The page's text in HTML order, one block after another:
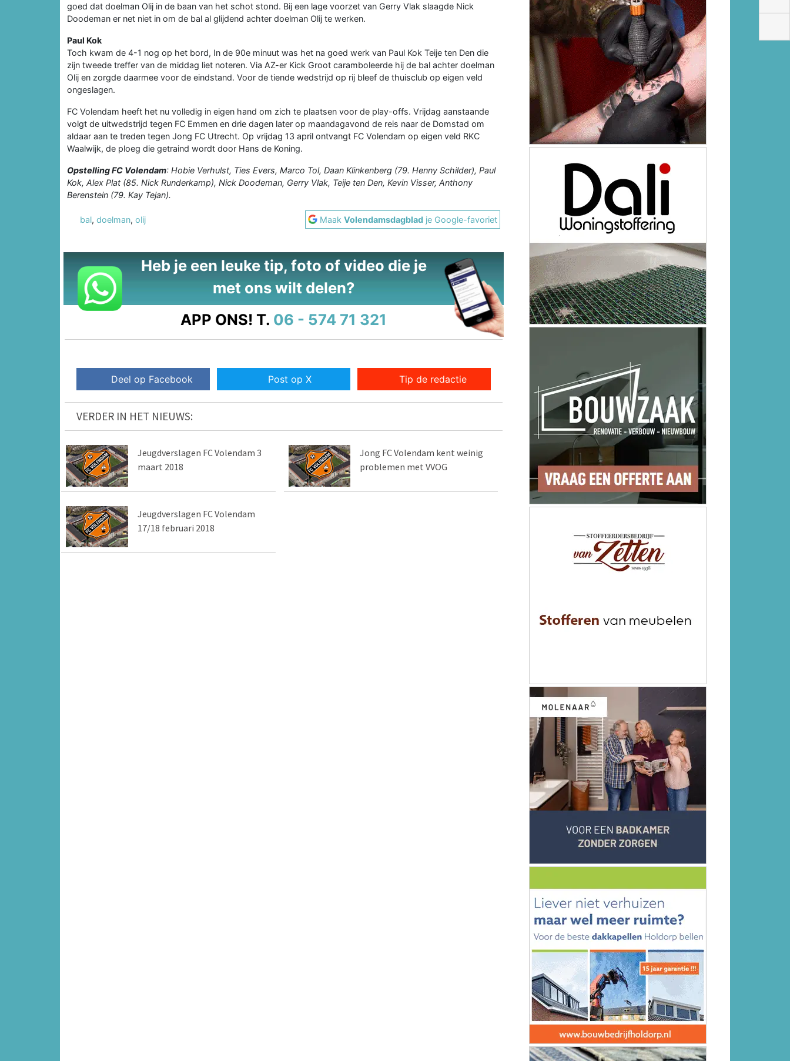
goed dat doelman Olij in de baan van het schot stond. Bij een lage voorzet van Gerry Vlak slaagde Nick
Doodeman er net niet in om de bal al glijdend achter doelman Olij te werken.
Paul Kok
Toch kwam de 4-1 nog op het bord, In de 90e minuut was het na goed werk van Paul Kok Teije ten Den die
zijn tweede treffer van de middag liet noteren. Via AZ-er Kick Groot caramboleerde hij de bal achter doelman
Olij en zorgde daarmee voor de eindstand. Voor de tiende wedstrijd op rij bleef de thuisclub op eigen veld
ongeslagen.
FC Volendam heeft het nu volledig in eigen hand om zich te plaatsen voor de play-offs. Vrijdag aanstaande
volgt de uitwedstrijd tegen FC Emmen en drie dagen later op maandagavond de reis naar de Domstad om
aldaar aan te treden tegen Jong FC Utrecht. Op vrijdag 13 april ontvangt FC Volendam op eigen veld RKC
Waalwijk, de ploeg die getraind wordt door Hans de Koning.
Opstelling FC Volendam: Hobie Verhulst, Ties Evers, Marco Tol, Daan Klinkenberg (79. Henny Schilder), Paul
Kok, Alex Plat (85. Nick Runderkamp), Nick Doodeman, Gerry Vlak, Teije ten Den, Kevin Visser, Anthony
Berenstein (79. Kay Tejan).
bal, doelman, olij MaakVolendamsdagblad je Google-favoriet
Heb je een leuke tip, foto of video die je
met ons wilt delen?
APP ONS! T. 06 - 574 71 321
Deel op Facebook Post op X Tip de redactie
VERDER IN HET NIEUWS:
Jeugdverslagen FC Volendam 3
maart 2018
Jong FC Volendam kent weinig
problemen met VVOG
Jeugdverslagen FC Volendam
17/18 februari 2018